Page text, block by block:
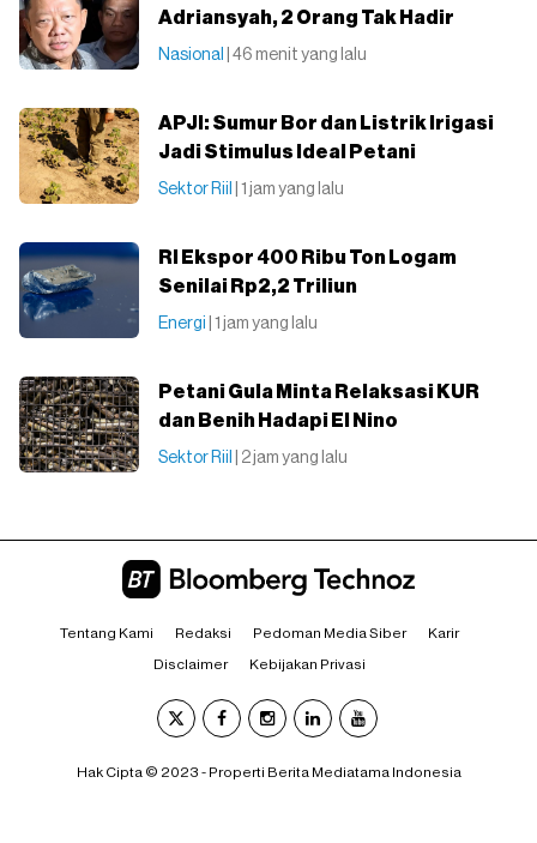
Adriansyah, 2 Orang Tak Hadir
Nasional | 46 menit yang lalu
APJI: Sumur Bor dan Listrik Irigasi
Jadi Stimulus Ideal Petani
Sektor Riil | 1 jam yang lalu
RI Ekspor 400 Ribu Ton Logam
Senilai Rp2,2 Triliun
Energi | 1 jam yang lalu
Petani Gula Minta Relaksasi KUR
dan Benih Hadapi El Nino
Sektor Riil | 2 jam yang lalu
Tentang Kami Redaksi Pedoman Media Siber Karir
Disclaimer Kebijakan Privasi
Hak Cipta © 2023 - Properti Berita Mediatama Indonesia